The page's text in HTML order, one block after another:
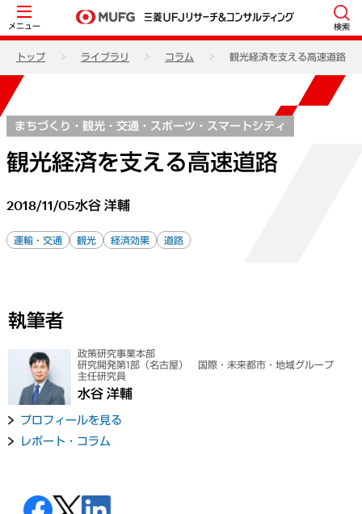
メニュー 検索
トップ ライブラリ コラム 観光経済を支える高速道路
まちづくり・観光・交通・スポーツ・スマートシティ
観光経済を支える高速道路
2018/11/05水谷 洋輔
運輸・交通 観光 経済効果 道路
執筆者
政策研究事業本部
研究開発第1部（名古屋） 国際・未来都市・地域グループ
主任研究員
水谷 洋輔
プロフィールを見る
レポート・コラム